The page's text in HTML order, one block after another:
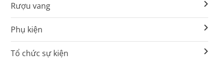
Rượu vang
Phụ kiện
Tổ chức sự kiện